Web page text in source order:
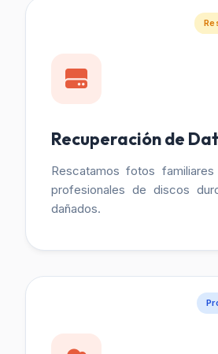
Recuperación de
Rescatamos fotos
profesionales de discos
dañados.